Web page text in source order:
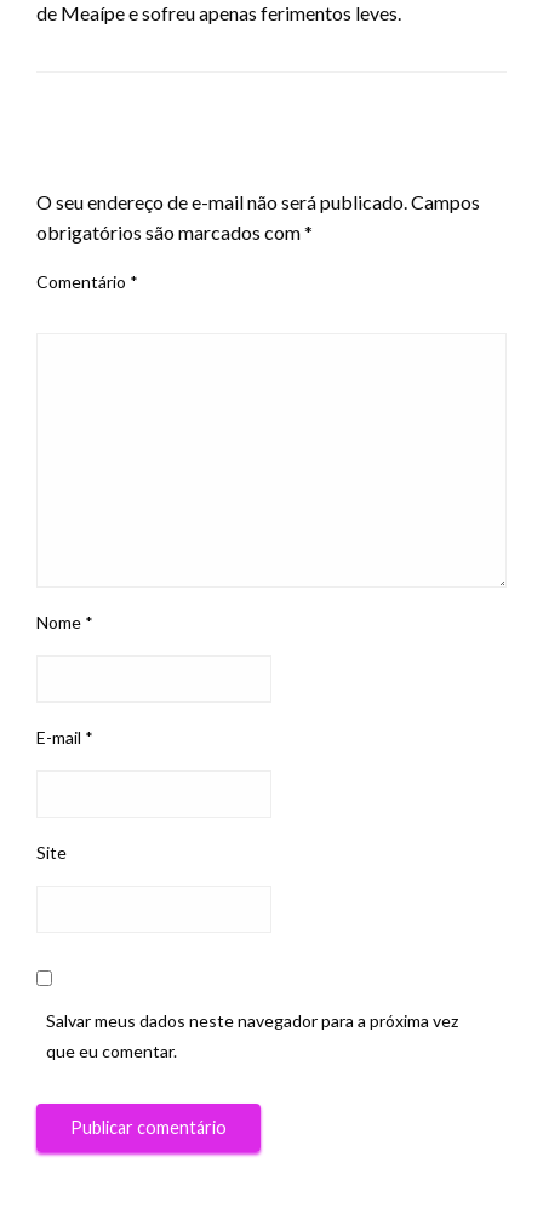
de Meaípe e sofreu apenas ferimentos leves.
O seu endereço de e-mail não será publicado.Campos
obrigatórios são marcados com*
Comentário *
Nome *
E-mail *
Site
Salvar meus dados neste navegador para a próxima vez
que eu comentar.